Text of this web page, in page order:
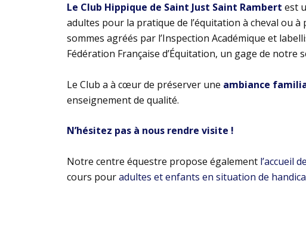
Le Club Hippique de Saint Just Saint Rambert est
adultes pour la pratique de l’équitation à cheval ou
sommes agréés par l’Inspection Académique et
Fédération Française d’Équitation, un gage de notre
Le Club a à cœur de préserver une ambiance
enseignement de qualité.
N’hésitez pas à nous rendre visite !
Notre centre équestre propose également l’accueil
cours pouradultes et enfants en situation de